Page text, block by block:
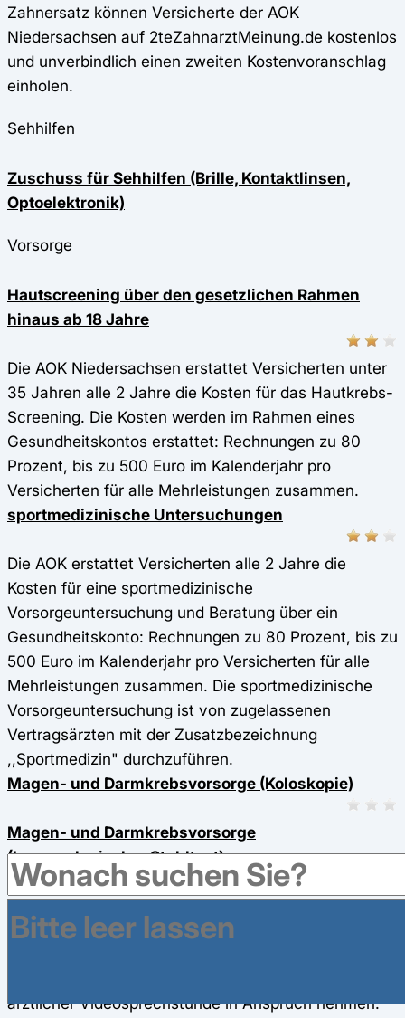
Zahnersatz können Versicherte der AOK
Niedersachsen auf 2teZahnarztMeinung.de kostenlos
und unverbindlich einen zweiten Kostenvoranschlag
einholen.
Sehhilfen
Zuschuss für Sehhilfen (Brille, Kontaktlinsen,
Optoelektronik)
Vorsorge
Hautscreening über den gesetzlichen Rahmen
hinaus ab 18 Jahre
Die AOK Niedersachsen erstattet Versicherten unter
35 Jahren alle 2 Jahre die Kosten für das Hautkrebs-
Screening. Die Kosten werden im Rahmen eines
Gesundheitskontos erstattet: Rechnungen zu 80
Prozent, bis zu 500 Euro im Kalenderjahr pro
Versicherten für alle Mehrleistungen zusammen.
sportmedizinische Untersuchungen
Die AOK erstattet Versicherten alle 2 Jahre die
Kosten für eine sportmedizinische
Vorsorgeuntersuchung und Beratung über ein
Gesundheitskonto: Rechnungen zu 80 Prozent, bis zu
500 Euro im Kalenderjahr pro Versicherten für alle
Mehrleistungen zusammen. Die sportmedizinische
Vorsorgeuntersuchung ist von zugelassenen
Vertragsärzten mit der Zusatzbezeichnung
,,Sportmedizin" durchzuführen.
Magen- und Darmkrebsvorsorge (Koloskopie)
Magen- und Darmkrebsvorsorge
(Immunologischer Stuhltest)
Versicherte der AOK Niedersachsen ab 50 Jahre
können eine digitale Darmkrebsfrüherkennung mittels
ärztlicher Videosprechstunde in Anspruch nehmen.